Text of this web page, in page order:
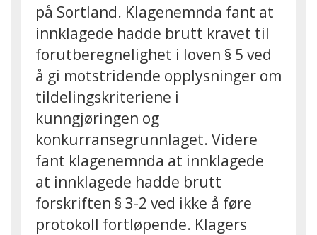
på Sortland. Klagenemnda fant at
innklagede hadde brutt kravet til
forutberegnelighet i loven § 5 ved
å gi motstridende opplysninger om
tildelingskriteriene i
kunngjøringen og
konkurransegrunnlaget. Videre
fant klagenemnda at innklagede
at innklagede hadde brutt
forskriften § 3-2 ved ikke å føre
protokoll fortløpende. Klagers